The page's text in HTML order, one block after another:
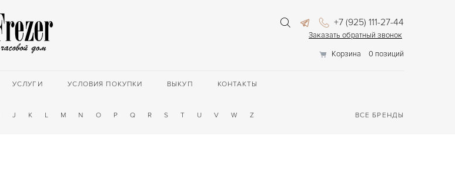
+7 (925) 111-27-44
Заказать обратный звонок
Корзина
0 позиций
УСЛУГИ УСЛОВИЯ ПОКУПКИ ВЫКУП КОНТАКТЫ
J K L M N O P Q R S T U V W Z ВСЕ БРЕНДЫ